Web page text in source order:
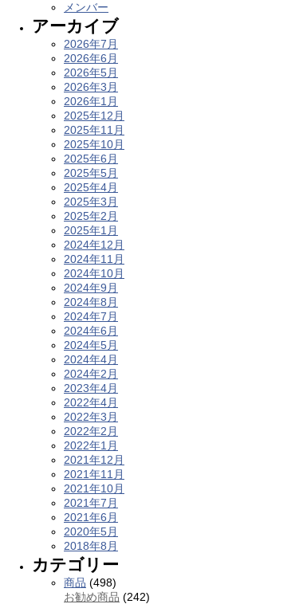
メンバー
アーカイブ
2026年7月
2026年6月
2026年5月
2026年3月
2026年1月
2025年12月
2025年11月
2025年10月
2025年6月
2025年5月
2025年4月
2025年3月
2025年2月
2025年1月
2024年12月
2024年11月
2024年10月
2024年9月
2024年8月
2024年7月
2024年6月
2024年5月
2024年4月
2024年2月
2023年4月
2022年4月
2022年3月
2022年2月
2022年1月
2021年12月
2021年11月
2021年10月
2021年7月
2021年6月
2020年5月
2018年8月
カテゴリー
商品 (498)
お勧め商品 (242)